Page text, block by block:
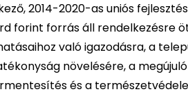
2014-2020-as uniós
forint forrás áll rendelkezésre
való igazodásra, a
növelésére, a
és a